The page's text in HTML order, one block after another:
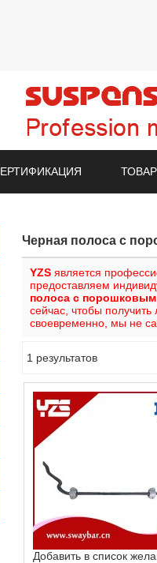
Черная полоса с
YZS является
предоставляем
полоса с
сейчас, чтобы
своевременно, мы не
1 результатов
Добавить в список